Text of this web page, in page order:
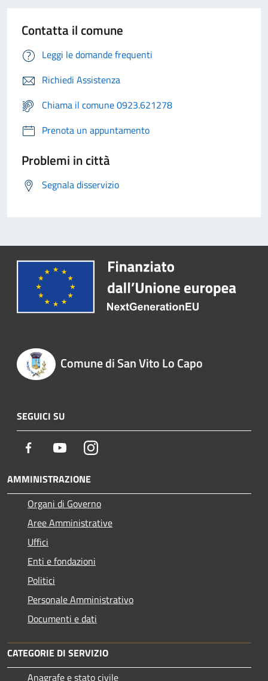
Contatta il comune
Leggi le domande frequenti
Richiedi Assistenza
Chiama il comune 0923.621278
Prenota un appuntamento
Problemi in città
Segnala disservizio
Comune di San Vito Lo Capo
SEGUICI SU
Facebook YoutubeInstagram
AMMINISTRAZIONE
Organi di Governo
Aree Amministrative
Uffici
Enti e fondazioni
Politici
Personale Amministrativo
Documenti e dati
CATEGORIE DI SERVIZIO
Anagrafe e stato civile